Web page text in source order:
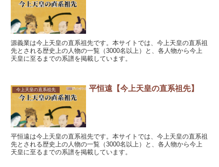
源義業は今上天皇の直系祖先です。本サイトでは、今上天皇の直系祖
先とされる歴史上の人物の一覧（3000名以上）と、各人物から今上
天皇に至るまでの系譜を掲載しています。
今上天皇の直系祖先 平恒遠【今上天皇の直系祖先】
平恒遠は今上天皇の直系祖先です。本サイトでは、今上天皇の直系祖
先とされる歴史上の人物の一覧（3000名以上）と、各人物から今上
天皇に至るまでの系譜を掲載しています。